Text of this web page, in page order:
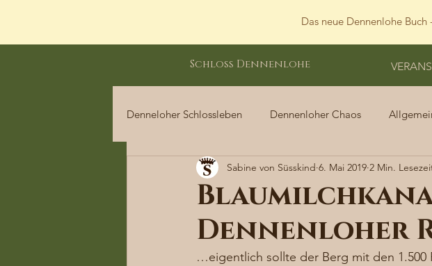
Das neue Dennenlohe Buch
Schloss Dennenlohe
Denneloher Schlossleben Dennenloher Chaos
Dennenloher Schlossleben
Dennenloher
Sabine von Süsskind 6. Mai 2019 2 Min.
…eigentlich sollte der Berg mit den 1.500